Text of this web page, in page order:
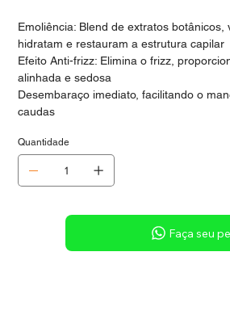
Emoliência: Blend de extratos botânicos,
hidratam e restauram a estrutura capilar
Efeito Anti-frizz: Elimina o frizz,
alinhada e sedosa
Desembaraço imediato, facilitando o
caudas
Quantidade
Sob consulta
Faça seu